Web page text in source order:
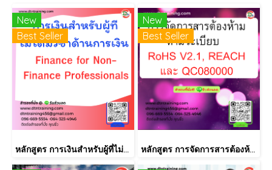
New
Best Seller
หลักสูตร การเงินสำหรับผู้ที่ไม่ได้มีวิชาชีพด้านการเงิน (Finance for Non-Finance Professionals)
New
Best Seller
หลักสูตร การจัดการสารต้องห้ามตามระเบียบ RoHS V2.1, REACH และ QC080000